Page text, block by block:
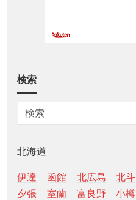
検索
北海道
伊達 函館 北広島 北斗
夕張
室蘭 富良野 小樽